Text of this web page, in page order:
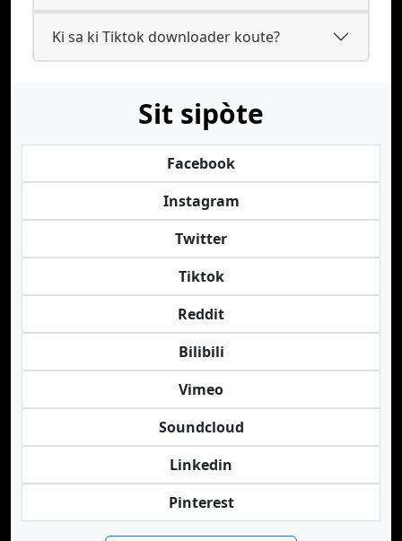
Ki sa ki Tiktok downloader koute?
Sit sipòte
Facebook
Instagram
Twitter
Tiktok
Reddit
Bilibili
Vimeo
Soundcloud
Linkedin
Pinterest